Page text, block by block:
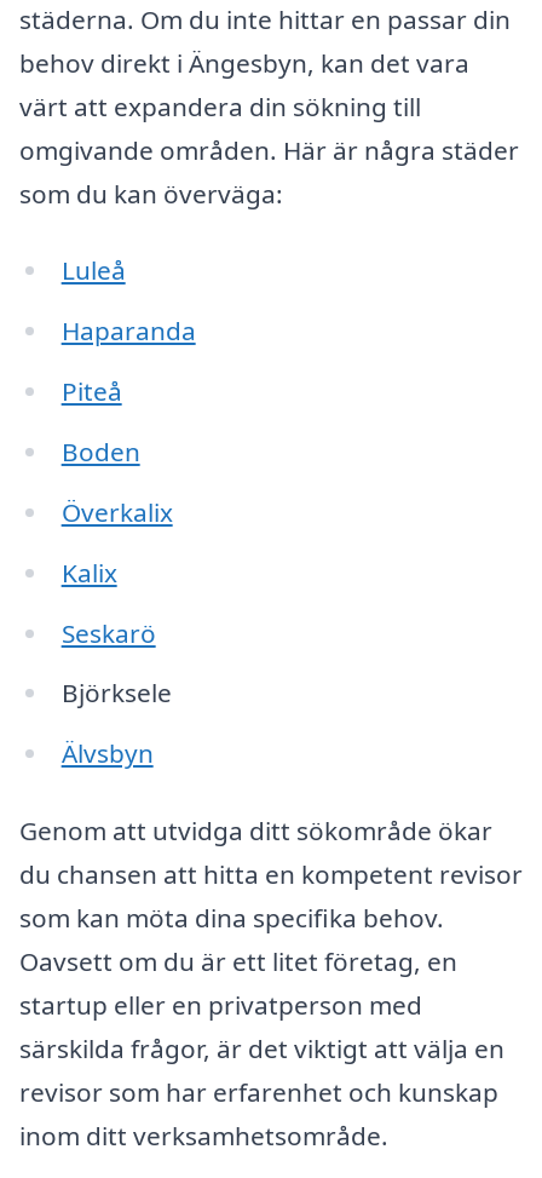
städerna. Om du inte hittar en passar din
behov direkt i Ängesbyn, kan det vara
värt att expandera din sökning till
omgivande områden. Här är några städer
som du kan överväga:
Luleå
Haparanda
Piteå
Boden
Överkalix
Kalix
Seskarö
Björksele
Älvsbyn
Genom att utvidga ditt sökområde ökar
du chansen att hitta en kompetent revisor
som kan möta dina specifika behov.
Oavsett om du är ett litet företag, en
startup eller en privatperson med
särskilda frågor, är det viktigt att välja en
revisor som har erfarenhet och kunskap
inom ditt verksamhetsområde.